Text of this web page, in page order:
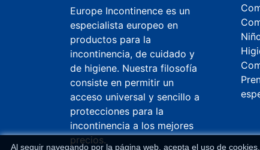
Europe Incontinence es un
especialista europeo en
productos para la
incontinencia, de cuidado y
de higiene. Nuestra filosofía
consiste en permitir un
acceso universal y sencillo a
protecciones para la
incontinencia a los mejores
precios.
Al seguir navegando por la página web, acepta el uso de